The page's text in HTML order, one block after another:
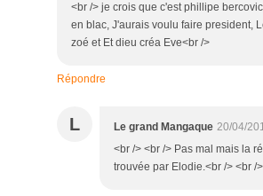
<br /> je crois que c'est phillipe
en blac, J'aurais voulu faire president,
zoé et Et dieu créa Eve<br />
Répondre
L Le grand Mangaque 20/04/
<br /> <br /> Pas mal mais la
trouvée par Elodie.<br /> <br /